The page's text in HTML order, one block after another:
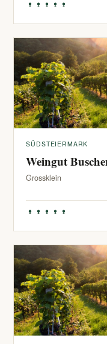
SÜDSTEIERMARK
Weingut
Grossklein